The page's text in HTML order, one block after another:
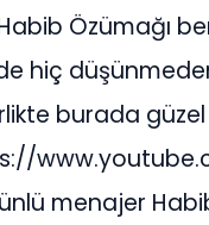
Özümağı
hiç
burada güzel
ünlü menajer